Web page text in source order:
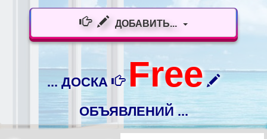
ДОБАВИТЬ...
... ДОСКА Free
ОБЪЯВЛЕНИЙ ...